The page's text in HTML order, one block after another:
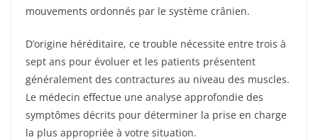
mouvements ordonnés par le système crânien.
D’origine héréditaire, ce trouble nécessite entre trois à
sept ans pour évoluer et les patients présentent
généralement des contractures au niveau des muscles.
Le médecin effectue une analyse approfondie des
symptômes décrits pour déterminer la prise en charge
la plus appropriée à votre situation.